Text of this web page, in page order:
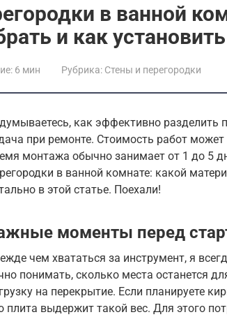
в ванной
и как установить
6 мин Рубрика: Стены и перегородки
как эффективно разделить
при ремонте. Стоимость работ
монтажа обычно занимает от 1 до 5
в ванной комнате: какой
в этой статье. Поехали!
моменты перед
чем хвататься за инструмент, я
понимать, сколько места останется
на перекрытие. Если планируете
плита выдержит такой вес. Для этого